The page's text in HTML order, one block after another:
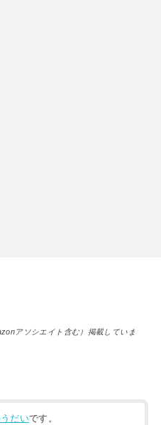
アソシエイト含む）掲載していま
だいです。